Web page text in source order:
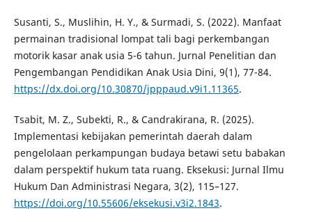
Susanti, S., Muslihin, H. Y., & Surmadi, S. (2022). Manfaat
permainan tradisional lompat tali bagi perkembangan
motorik kasar anak usia 5-6 tahun. Jurnal Penelitian dan
Pengembangan Pendidikan Anak Usia Dini, 9(1), 77-84.
https://dx.doi.org/10.30870/jpppaud.v9i1.11365.
Tsabit, M. Z., Subekti, R., & Candrakirana, R. (2025).
Implementasi kebijakan pemerintah daerah dalam
pengelolaan perkampungan budaya betawi setu babakan
dalam perspektif hukum tata ruang. Eksekusi: Jurnal Ilmu
Hukum Dan Administrasi Negara, 3(2), 115–127.
https://doi.org/10.55606/eksekusi.v3i2.1843.